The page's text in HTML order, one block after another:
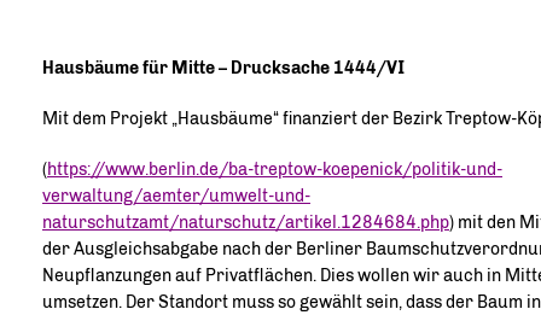
Hausbäume für Mitte – Drucksache 1444/VI
Mit dem Projekt „Hausbäume“ finanziert der Bezirk Treptow-
(https://www.berlin.de/ba-treptow-koepenick/politik-und-
verwaltung/aemter/umwelt-und-
naturschutzamt/naturschutz/artikel.1284684.php) mit den
der Ausgleichsabgabe nach der Berliner
Neupflanzungen auf Privatflächen. Dies wollen wir auch in
umsetzen. Der Standort muss so gewählt sein, dass der Baum